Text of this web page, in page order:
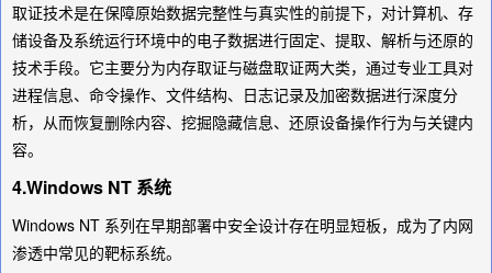
取证技术是在保障原始数据完整性与真实性的前提下，对计算机、存
储设备及系统运行环境中的电子数据进行固定、提取、解析与还原的
技术手段。它主要分为内存取证与磁盘取证两大类，通过专业工具对
进程信息、命令操作、文件结构、日志记录及加密数据进行深度分
析，从而恢复删除内容、挖掘隐藏信息、还原设备操作行为与关键内
容。
4.Windows NT 系统
Windows NT 系列在早期部署中安全设计存在明显短板，成为了内网
渗透中常见的靶标系统。